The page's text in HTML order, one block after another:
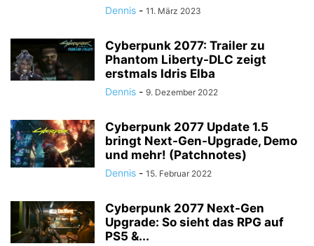
Dennis - 11. März 2023
Cyberpunk 2077: Trailer zu
Phantom Liberty-DLC zeigt
erstmals Idris Elba
Dennis - 9. Dezember 2022
Cyberpunk 2077 Update 1.5
bringt Next-Gen-Upgrade, Demo
und mehr! (Patchnotes)
Dennis - 15. Februar 2022
Cyberpunk 2077 Next-Gen
Upgrade: So sieht das RPG auf
PS5 &...